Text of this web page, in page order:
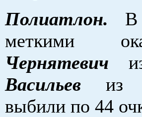
Полиатлон. В
меткими
Чернятевич
Васильев из
выбили по 44